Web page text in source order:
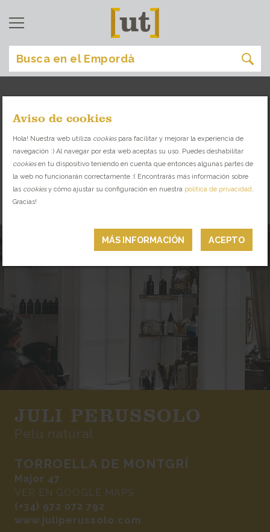
[ servicios ]
PONTE EN BUENAS MANOS: PROFESIONALES
DE CONFIANZA A TU SERVICIO!
JULI PERUSSOLO
Pelu natural
TORROELLA DE MONTGRÍ
Major 47
VER EN GOOGLE MAPS
(+34) 972 072 792
www.juliperussolo.com
ACEPTO
MÁS INFORMACIÓN
Aviso de cookies
Hola! Nuestra web utiliza cookiespara facilitar y mejorar la experiencia de
navegación :) Al navegar por esta web aceptas su uso. Puedes deshabilitar
cookiesen tu dispositivo teniendo en cuenta que entonces algunas partes de
la web no funcionarán correctamente :( Encontrarás más información sobre
las cookiesy cómo ajustar su configuración en nuestra política de privacidad
Gracias!